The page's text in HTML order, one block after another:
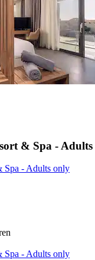
& Spa -
Spa - Adults only
Spa - Adults only